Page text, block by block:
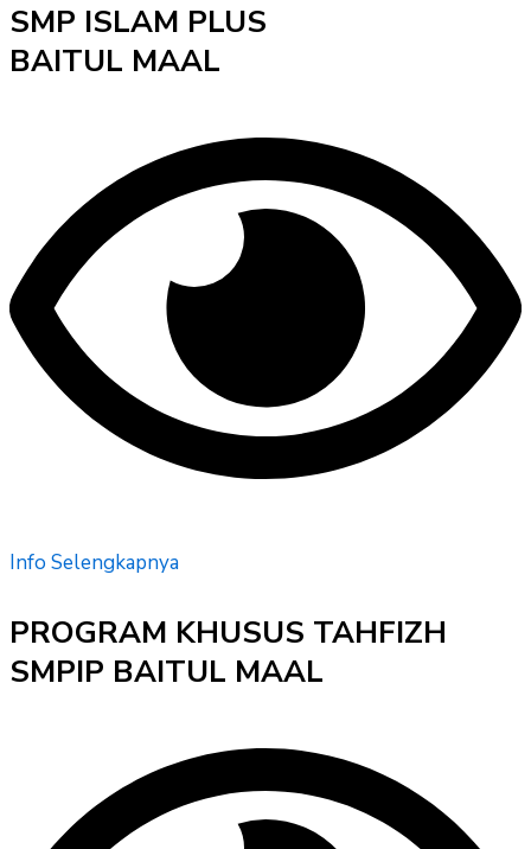
SMP ISLAM PLUS
BAITUL MAAL
Info Selengkapnya
PROGRAM KHUSUS TAHFIZH
SMPIP BAITUL MAAL